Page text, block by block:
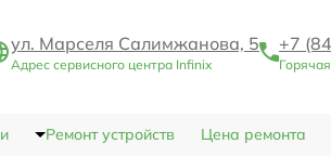
ул. Марселя Салимжанова, 5
Адрес сервисного центра Infinix
+7
Ремонт устройств Цена ремонта